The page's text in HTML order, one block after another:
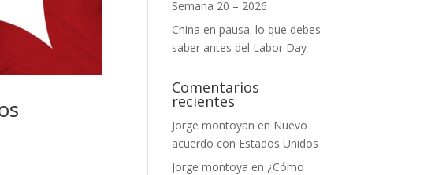
Semana 20 – 2026
China en pausa: lo que debes
saber antes del Labor Day
Comentarios
recientes
Jorge montoyan en Nuevo
acuerdo con Estados Unidos
Jorge montoya en ¿Cómo